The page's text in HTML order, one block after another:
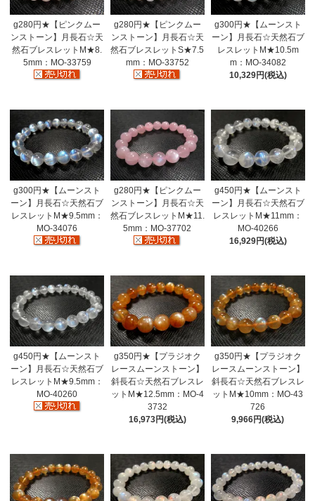
g280円★【ピンクムー
ンストーン】月長石☆天
然石ブレスレットM★8.
5mm：MO-33759
g280円★【ピンクムー
ンストーン】月長石☆天
然石ブレスレットS★7.5
mm：MO-33752
g300円★【ムーンスト
ーン】月長石☆天然石ブ
レスレットM★10.5m
m：MO-34082
10,329円(税込)
g300円★【ムーンスト
ーン】月長石☆天然石ブ
レスレットM★9.5mm：
MO-34076
g280円★【ピンクムー
ンストーン】月長石☆天
然石ブレスレットM★11.
5mm：MO-37702
g450円★【ムーンスト
ーン】月長石☆天然石ブ
レスレットM★11mm：
MO-40266
16,929円(税込)
g450円★【ムーンスト
ーン】月長石☆天然石ブ
レスレットM★9.5mm：
MO-40260
g350円★【プラジオク
レースムーンストーン】
斜長石☆天然石ブレスレ
ットM★12.5mm：MO-4
3732
16,973円(税込)
g350円★【プラジオク
レースムーンストーン】
斜長石☆天然石ブレスレ
ットM★10mm：MO-43
726
9,966円(税込)